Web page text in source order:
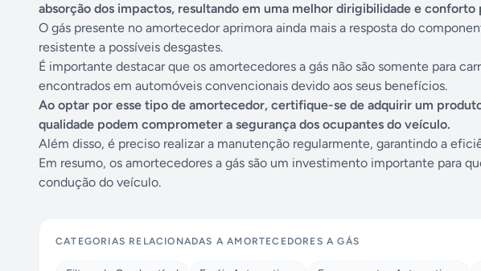
absorção dos impactos, resultando em uma melhor dirigibilidade e conforto
O gás presente no amortecedor aprimora ainda mais a resposta do
resistente a possíveis desgastes.
É importante destacar que os amortecedores a gás não são somente para
encontrados em automóveis convencionais devido aos seus benefícios.
Ao optar por esse tipo de amortecedor, certifique-se de adquirir um
qualidade podem comprometer a segurança dos ocupantes do veículo.
Além disso, é preciso realizar a manutenção regularmente, garantindo a
Em resumo, os amortecedores a gás são um investimento importante para
condução do veículo.
CATEGORIAS RELACIONADAS AAMORTECEDORES A GÁS